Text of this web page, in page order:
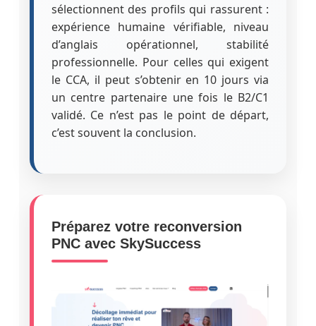
sélectionnent des profils qui rassurent :
expérience humaine vérifiable, niveau
d’anglais opérationnel, stabilité
professionnelle. Pour celles qui exigent
le CCA, il peut s’obtenir en 10 jours via
un centre partenaire une fois le B2/C1
validé. Ce n’est pas le point de départ,
c’est souvent la conclusion.
Préparez votre reconversion
PNC avec SkySuccess